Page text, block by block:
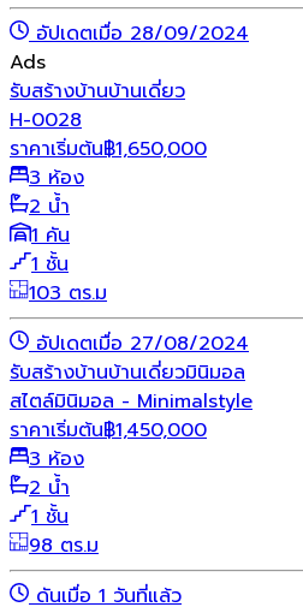
อัปเดตเมื่อ 28/09/2024
Ads
รับสร้างบ้านบ้านเดี่ยว
H-0028
ราคาเริ่มต้น฿1,650,000
3 ห้อง
2 น้ำ
1 คัน
1 ชั้น
103 ตร.ม
อัปเดตเมื่อ 27/08/2024
รับสร้างบ้านบ้านเดี่ยวมินิมอล
สไตล์มินิมอล - Minimalstyle
ราคาเริ่มต้น฿1,450,000
3 ห้อง
2 น้ำ
1 ชั้น
98 ตร.ม
ดันเมื่อ 1 วันที่แล้ว